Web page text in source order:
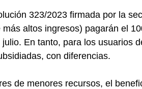
323/2023 firmada por la
más altos ingresos) pagarán el
julio. En tanto, para los usuarios
con diferencias.
de menores recursos, el